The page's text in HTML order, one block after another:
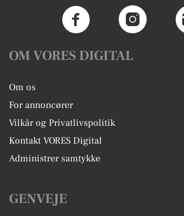
OM VORES DIGITAL
Om os
For annoncører
Vilkår og Privatlivspolitik
Kontakt VORES Digital
Administrer samtykke
GENVEJE